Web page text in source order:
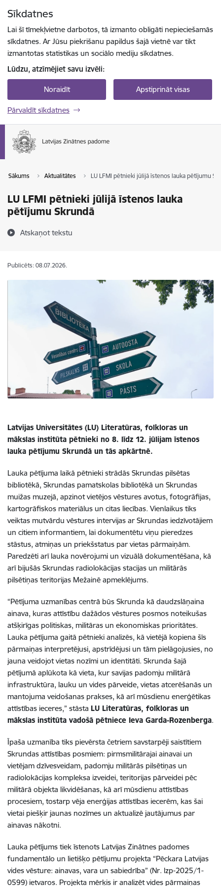
Sīkdatnes
Lai šī tīmekļvietne darbotos, tā izmanto obligāti nepieciešamās
sīkdatnes. Ar Jūsu piekrišanu papildus šajā vietnē var tikt
izmantotas statistikas un sociālo mediju sīkdatnes.
Lūdzu, atzīmējiet savu izvēli:
Noraidīt Apstiprināt visas
Pārvaldīt sīkdatnes
Sākums Aktualitātes LU LFMI pētnieki jūlijā īstenos lauka pētījumu
LU LFMI pētnieki jūlijā īstenos lauka
pētījumu Skrundā
Atskaņot tekstu
Publicēts: 08.07.2026.
Latvijas Universitātes (LU) Literatūras, folkloras un
mākslas institūta pētnieki no 8. līdz 12. jūlijam īstenos
lauka pētījumu Skrundā un tās apkārtnē.
Lauka pētījuma laikā pētnieki strādās Skrundas pilsētas
bibliotēkā, Skrundas pamatskolas bibliotēkā un Skrundas
muižas muzejā, apzinot vietējos vēstures avotus, fotogrāfijas,
kartogrāfiskos materiālus un citas liecības. Vienlaikus tiks
veiktas mutvārdu vēstures intervijas ar Skrundas iedzīvotājiem
un citiem informantiem, lai dokumentētu viņu pieredzes
stāstus, atmiņas un priekšstatus par vietas pārmaiņām.
Paredzēti arī lauka novērojumi un vizuālā dokumentēšana, kā
arī bijušās Skrundas radiolokācijas stacijas un militārās
pilsētiņas teritorijas Mežainē apmeklējums.
“Pētījuma uzmanības centrā būs Skrunda kā daudzslāņaina
ainava, kuras attīstību dažādos vēstures posmos noteikušas
atšķirīgas politiskas, militāras un ekonomiskas prioritātes.
Lauka pētījuma gaitā pētnieki analizēs, kā vietējā kopiena šīs
pārmaiņas interpretējusi, apstrīdējusi un tām pielāgojusies, no
jauna veidojot vietas nozīmi un identitāti. Skrunda šajā
pētījumā aplūkota kā vieta, kur savijas padomju militārā
infrastruktūra, lauku un vides pārveide, vietas atcerēšanās un
mantojuma veidošanas prakses, kā arī mūsdienu enerģētikas
attīstības ieceres,” stāsta LU Literatūras, folkloras un
mākslas institūta vadošā pētniece Ieva Garda-Rozenberga.
Īpaša uzmanība tiks pievērsta četriem savstarpēji saistītiem
Skrundas attīstības posmiem: pirmsmilitārajai ainavai un
vietējam dzīvesveidam, padomju militārās pilsētiņas un
radiolokācijas kompleksa izveidei, teritorijas pārveidei pēc
militārā objekta likvidēšanas, kā arī mūsdienu attīstības
procesiem, tostarp vēja enerģijas attīstības iecerēm, kas šai
vietai piešķir jaunas nozīmes un aktualizē jautājumus par
ainavas nākotni.
Lauka pētījums tiek īstenots Latvijas Zinātnes padomes
fundamentālo un lietišķo pētījumu projekta “Pēckara Latvijas
vides vēsture: ainavas, vara un sabiedrība” (Nr. lzp-2025/1-
0599) ietvaros. Projekta mērķis ir analizēt vides pārmaiņas